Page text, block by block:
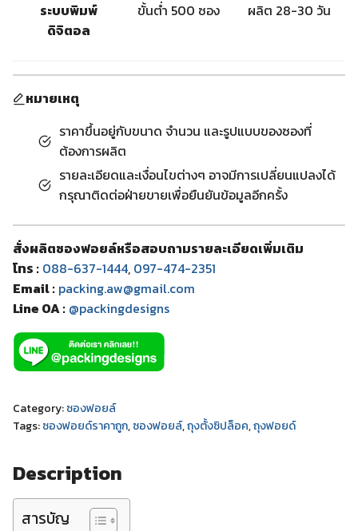
ระบบพิมพ์
ดิจิตอล
ขั้นต่ำ 500 ซอง ผลิต 28-30 วัน
หมายเหตุ
ราคาขึ้นอยู่กับขนาด จำนวน และรูปแบบของซองที่
ต้องการผลิต
รายละเอียดและเงื่อนไขต่างๆ อาจมีการเปลี่ยนแปลงได้
กรุณาติดต่อฝ่ายขายเพื่อยืนยันข้อมูลอีกครั้ง
สั่งผลิตซองฟอยล์หรือสอบถามรายละเอียดเพิ่มเติม
โทร : 088-637-1444, 097-474-2351
Email : packing.aw@gmail.com
Line OA : @packingdesigns
Category:ซองฟอยล์
Tags:ซองฟอยด์ราคาถูก,ซองฟอยล์,ถุงตั้งซิปล็อค,ถุงฟอยด์
Description
สารบัญ